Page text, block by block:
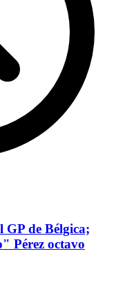
GP de Bélgica;
Pérez octavo